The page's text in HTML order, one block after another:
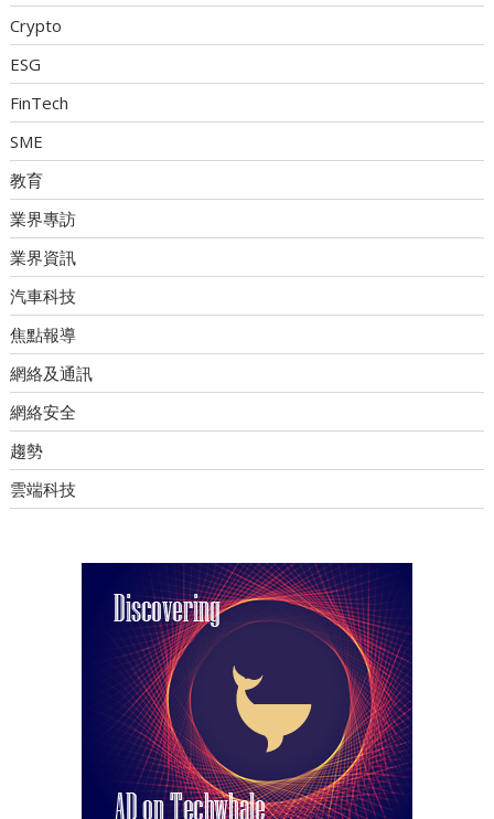
Crypto
ESG
FinTech
SME
教育
業界專訪
業界資訊
汽車科技
焦點報導
網絡及通訊
網絡安全
趨勢
雲端科技